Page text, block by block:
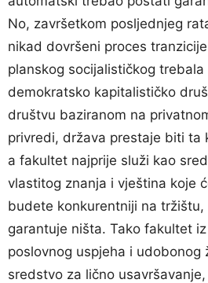
No, završetkom posljednjeg
nikad dovršeni proces
planskog socijalističkog
demokratsko kapitalističko
društvu baziranom na
privredi, država prestaje biti ta
a fakultet najprije služi kao
vlastitog znanja i vještina koje
budete konkurentniji na tržištu,
garantuje ništa. Tako fakultet
poslovnog uspjeha i udobonog
sredstvo za lično